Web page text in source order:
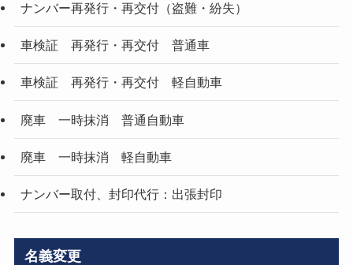
ナンバー再発行・再交付（盗難・紛失）
車検証 再発行・再交付 普通車
車検証 再発行・再交付 軽自動車
廃車 一時抹消 普通自動車
廃車 一時抹消 軽自動車
ナンバー取付、封印代行：出張封印
名義変更